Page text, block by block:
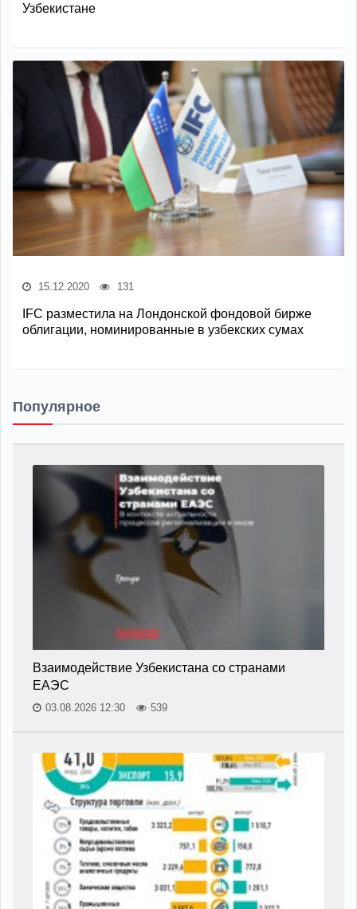
Узбекистане
15.12.2020 131
IFC разместила на Лондонской фондовой бирже
облигации, номинированные в узбекских сумах
Популярное
Взаимодействие Узбекистана со странами
ЕАЭС
03.08.2026 12:30 539